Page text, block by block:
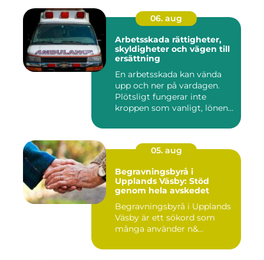
06. aug
Arbetsskada rättigheter,
skyldigheter och vägen till
ersättning
En arbetsskada kan vända
upp och ner på vardagen.
Plötsligt fungerar inte
kroppen som vanligt, lönen...
05. aug
Begravningsbyrå i
Upplands Väsby: Stöd
genom hela avskedet
Begravningsbyrå i Upplands
Väsby är ett sökord som
många använder n&...